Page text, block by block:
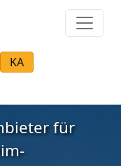
KA
für